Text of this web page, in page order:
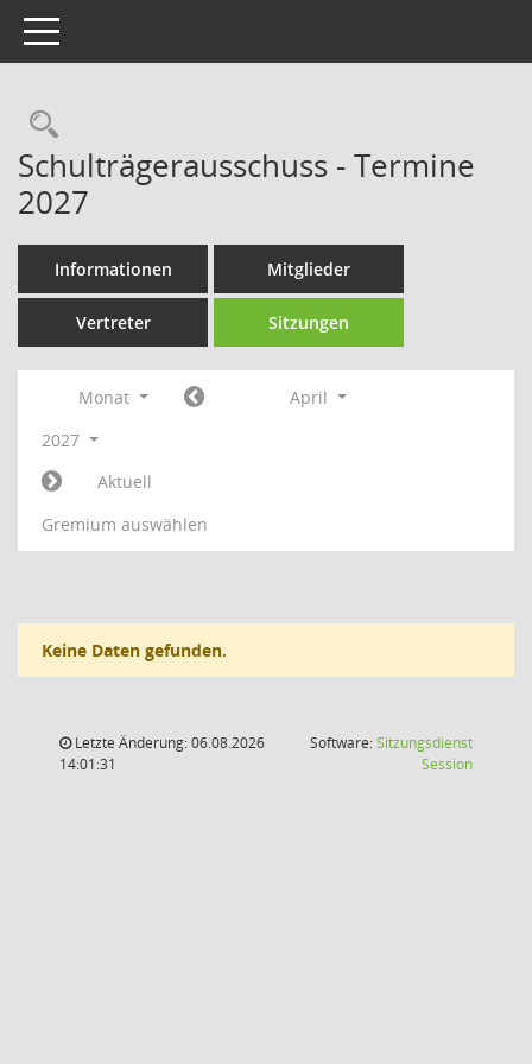
Toggle navigation
Rechercheauswahl
Schulträgerausschuss - Termine
2027
Informationen Mitglieder
Vertreter Sitzungen
Monat
April
2027
Aktuell
Gremium auswählen
Keine Daten gefunden.
Letzte Änderung: 06.08.2026
14:01:31
Software:Sitzungsdienst
Session(Wird in